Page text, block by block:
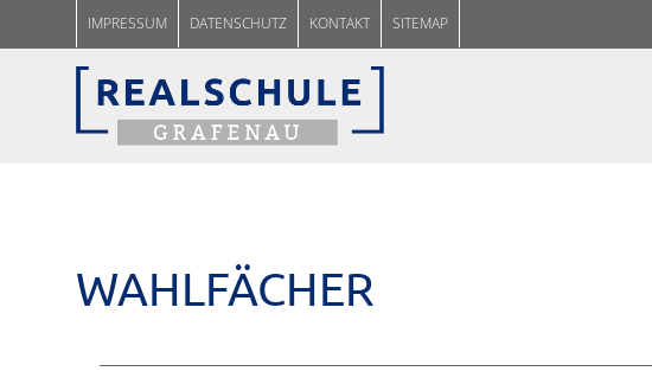
IM­PRES­SUM DA­TEN­SCHUTZ KON­TAKT SITEMAP
WAHL­FÄCHER